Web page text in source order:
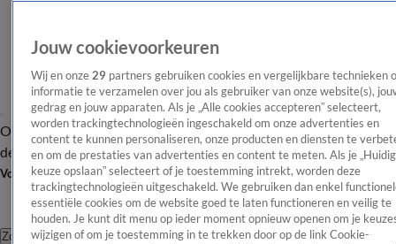
OverzichtAfleveringen Entertainment TV Algemeen
Tip
de redactieNieuwsbrief
Volg Shownieuws
Zoeken
Jouw cookievoorkeuren
Wij en onze 29 partners gebruiken cookies en vergelijkbare technieken
informatie te verzamelen over jou als gebruiker van onze website(s),
gedrag en jouw apparaten. Als je „Alle cookies accepteren” selecteert,
worden trackingtechnologieën ingeschakeld om onze advertenties en
content te kunnen personaliseren, onze producten en diensten te
en om de prestaties van advertenties en content te meten. Als je
keuze opslaan” selecteert of je toestemming intrekt, worden deze
trackingtechnologieën uitgeschakeld. We gebruiken dan enkel
essentiële cookies om de website goed te laten functioneren en veilig te
houden. Je kunt dit menu op ieder moment opnieuw openen om je
wijzigen of om je toestemming in te trekken door op de link Cookie-